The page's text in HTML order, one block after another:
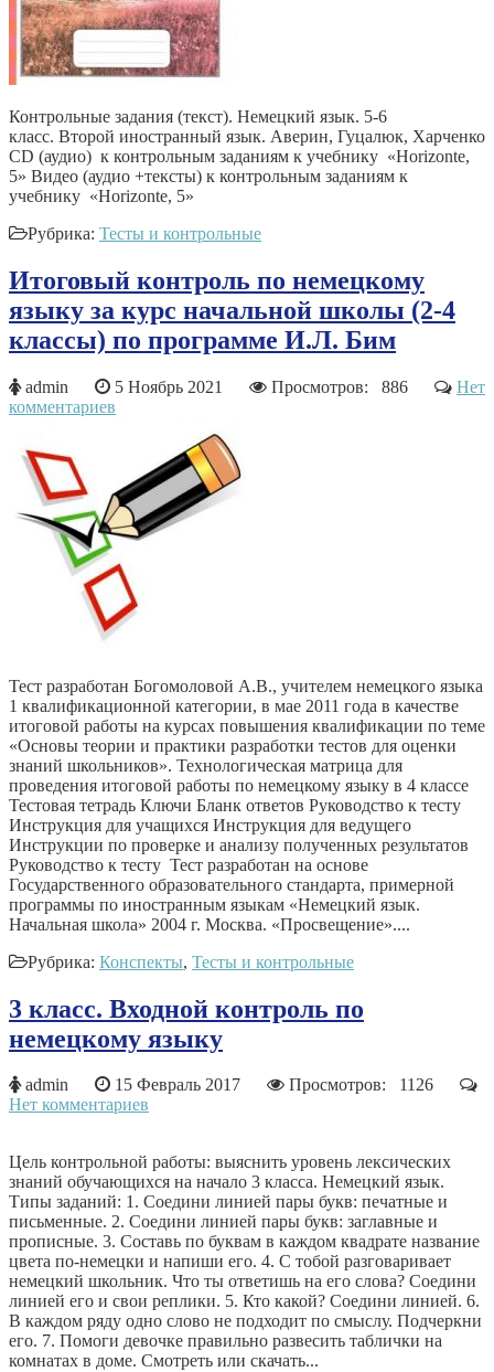
Контрольные задания (текст). Немецкий язык. 5-6
класс. Второй иностранный язык. Аверин, Гуцалюк, Харченко
CD (аудио) к контрольным заданиям к учебнику «Horizonte,
5» Видео (аудио +тексты) к контрольным заданиям к
учебнику «Horizonte, 5»
Рубрика: Тесты и контрольные
Итоговый контроль по немецкому
языку за курс начальной школы (2-4
классы) по программе И.Л. Бим
admin 5 Ноябрь 2021 Просмотров: 886
Нет
комментариев
Тест разработан Богомоловой А.В., учителем немецкого языка
1 квалификационной категории, в мае 2011 года в качестве
итоговой работы на курсах повышения квалификации по теме
«Основы теории и практики разработки тестов для оценки
знаний школьников». Технологическая матрица для
проведения итоговой работы по немецкому языку в 4 классе
Тестовая тетрадь Ключи Бланк ответов Руководство к тесту
Инструкция для учащихся Инструкция для ведущего
Инструкции по проверке и анализу полученных результатов
Руководство к тесту Тест разработан на основе
Государственного образовательного стандарта, примерной
программы по иностранным языкам «Немецкий язык.
Начальная школа» 2004 г. Москва. «Просвещение»....
Рубрика: Конспекты, Тесты и контрольные
3 класс. Входной контроль по
немецкому языку
admin 15 Февраль 2017
Просмотров: 1126
Нет комментариев
Цель контрольной работы: выяснить уровень лексических
знаний обучающихся на начало 3 класса. Немецкий язык.
Типы заданий: 1. Соедини линией пары букв: печатные и
письменные. 2.​ Соедини линией пары букв: заглавные и
прописные. 3.​ Составь по буквам в каждом квадрате название
цвета по-немецки и напиши его. 4.​ С тобой разговаривает
немецкий школьник. Что ты ответишь на его слова? Соедини
линией его и свои реплики. 5.​ Кто какой? Соедини линией. 6.​
В каждом ряду одно слово не подходит по смыслу. Подчеркни
его. 7.​ Помоги девочке правильно развесить таблички на
комнатах в доме. Смотреть или скачать...